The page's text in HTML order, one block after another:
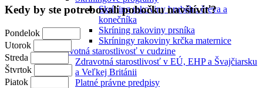
Skríning rakoviny hrubého čreva a
konečníka
Skríning rakoviny prsníka
Skríningy rakoviny krčka maternice
Zdravotná starostlivosť v cudzine
Zdravotná starostlivosť v EÚ, EHP a Švajčiarsku
a Veľkej Británii
Platné právne predpisy
Kedy by ste potrebovali pobočku navštíviť?
Pondelok
Utorok
Streda
Štvrtok
Piatok